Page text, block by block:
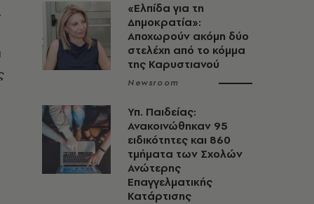
«Ελπίδα για τη
Δημοκρατία»:
Αποχωρούν ακόμη δύο
στελέχη από το κόμμα
της Καρυστιανού
Newsroom
Υπ. Παιδείας:
Ανακοινώθηκαν 95
ειδικότητες και 860
τμήματα των Σχολών
Ανώτερης
Επαγγελματικής
Κατάρτισης